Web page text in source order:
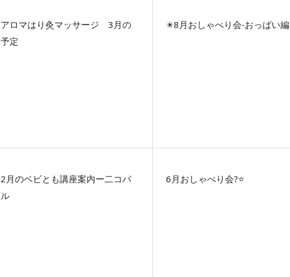
アロマはり灸マッサージ 3月の
予定
✴️8月おしゃべり会-おっぱい編
2月のベビとも講座案内ー二コパ
ル
6月おしゃべり会?⭐️